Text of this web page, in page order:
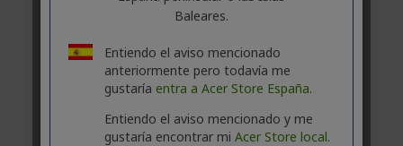
Baleares.
Entiendo el aviso mencionado
anteriormente pero todavía me
gustaría entra a Acer Store España.
Entiendo el aviso mencionado y me
gustaría encontrar mi Acer Store local.